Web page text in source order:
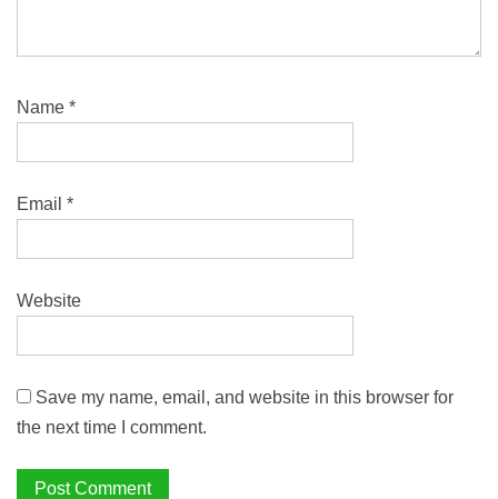
Name *
Email *
Website
Save my name, email, and website in this browser for
the next time I comment.